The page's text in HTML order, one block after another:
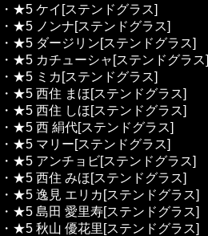
・★5 ケイ[ステンドグラス]
・★5 ノンナ[ステンドグラス]
・★5 ダージリン[ステンドグラス]
・★5 カチューシャ[ステンドグラス]
・★5 ミカ[ステンドグラス]
・★5 西住 まほ[ステンドグラス]
・★5 西住 しほ[ステンドグラス]
・★5 西 絹代[ステンドグラス]
・★5 マリー[ステンドグラス]
・★5 アンチョビ[ステンドグラス]
・★5 西住 みほ[ステンドグラス]
・★5 逸見 エリカ[ステンドグラス]
・★5 島田 愛里寿[ステンドグラス]
・★5 秋山 優花里[ステンドグラス]